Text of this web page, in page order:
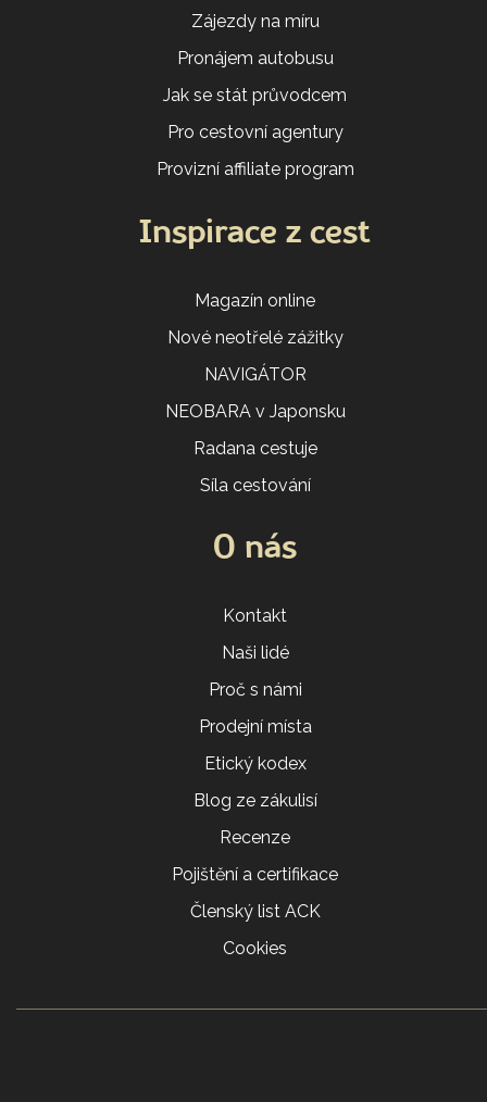
Zájezdy na míru
Pronájem autobusu
Jak se stát průvodcem
Pro cestovní agentury
Provizní affiliate program
Inspirace z cest
Magazín online
Nové neotřelé zážitky
NAVIGÁTOR
NEOBARA v Japonsku
Radana cestuje
Síla cestování
O nás
Kontakt
Naši lidé
Proč s námi
Prodejní místa
Etický kodex
Blog ze zákulisí
Recenze
Pojištění a certifikace
Členský list ACK
Cookies